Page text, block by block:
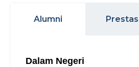
Alumni
Dalam Negeri